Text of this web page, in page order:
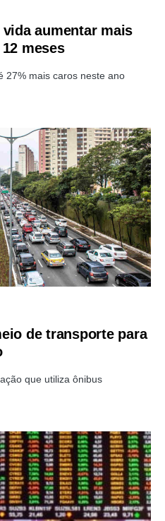
aumentar mais
meses
27% mais caros neste ano
de transporte para
que utiliza ônibus